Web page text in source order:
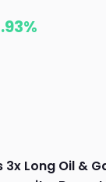
Long Oil &